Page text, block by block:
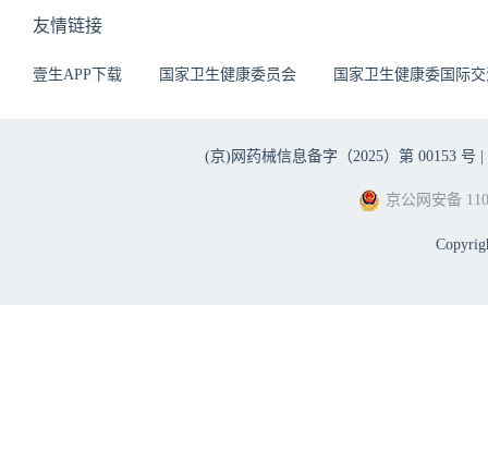
友情链接
壹生APP下载 国家卫生健康委员会 国家卫生健康委国际
(京)网药械信息备字（2025）第 00153 号 |
京公网安备